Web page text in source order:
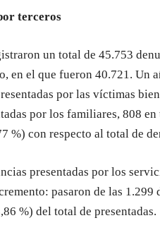
terceros
un total de 45.753
en el que fueron 40.721. Un
por las víctimas
por los familiares, 808
%) con respecto al total de
presentadas por los
pasaron de las 1.299
%) del total de presentadas.